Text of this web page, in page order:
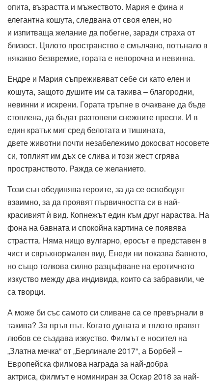
опита, възрастта и мъжеството. Мария е фина и
елегантна кошута, следвана от своя елен, но
и изпитваща желание да побегне, заради страха от
близост. Цялото пространство е смълчано, потънало в
някакво безвремие, гората е непорочна и невинна.
Ендре и Мария съпреживяват себе си като елен и
кошута, защото душите им са такива – благородни,
невинни и искрени. Гората тръпне в очакване да бъде
стоплена, да бъдат разтопепи снежните преспи. И в
един кратък миг сред белотата и тишината,
двете животни почти незабележимо докосват носовете
си, топлият им дъх се слива и този жест сгрява
пространството. Ражда се желанието.
Този сън обединява героите, за да се освободят
взаимно, за да проявят първичността си в най-
красивият ѝ вид. Копнежът един към друг нараства. На
фона на бавната и спокойна картина се появява
страстта. Няма нищо вулгарно, еросът е представен в
чист и свръхнормален вид. Енеди ни показва бавното,
но също толкова силно разцъфване на еротичното
изкуство между два индивида, които са забравили, че
са творци.
А може би със самото си сливане са се превърнали в
такива? За пръв път. Когато душата и тялото правят
любов се създава изкуство. Филмът е носител на
„Златна мечка“ от „Берлинале 2017“, а Борбей –
Европейска филмова награда за най-добра
актриса, филмът е номиниран за Оскар 2018 за най-